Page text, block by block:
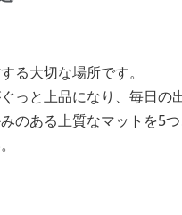
る大切な場所です。
っと上品になり、毎日の
のある上質なマットを5つ